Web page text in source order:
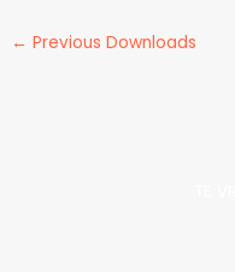
← Previous Downloads